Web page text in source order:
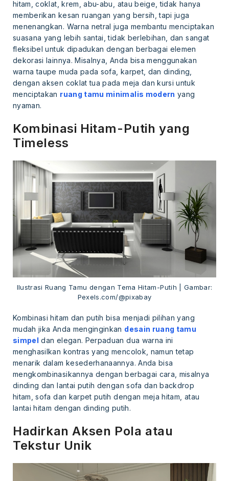
hitam, coklat, krem, abu-abu, atau beige, tidak hanya
memberikan kesan ruangan yang bersih, tapi juga
menenangkan. Warna netral juga membantu menciptakan
suasana yang lebih santai, tidak berlebihan, dan sangat
fleksibel untuk dipadukan dengan berbagai elemen
dekorasi lainnya. Misalnya, Anda bisa menggunakan
warna taupe muda pada sofa, karpet, dan dinding,
dengan aksen coklat tua pada meja dan kursi untuk
menciptakan ruang tamu minimalis modern yang
nyaman.
Kombinasi Hitam-Putih yang
Timeless
Ilustrasi Ruang Tamu dengan Tema Hitam-Putih | Gambar:
Pexels.com/@pixabay
Kombinasi hitam dan putih bisa menjadi pilihan yang
mudah jika Anda menginginkan desain ruang tamu
simpel dan elegan. Perpaduan dua warna ini
menghasilkan kontras yang mencolok, namun tetap
menarik dalam kesederhanaannya. Anda bisa
mengkombinasikannya dengan berbagai cara, misalnya
dinding dan lantai putih dengan sofa dan backdrop
hitam, sofa dan karpet putih dengan meja hitam, atau
lantai hitam dengan dinding putih.
Hadirkan Aksen Pola atau
Tekstur Unik